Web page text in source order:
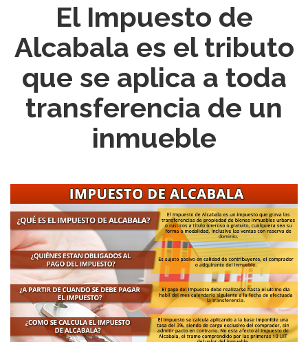
El Impuesto de
Alcabala es el tributo
que se aplica a toda
transferencia de un
inmueble